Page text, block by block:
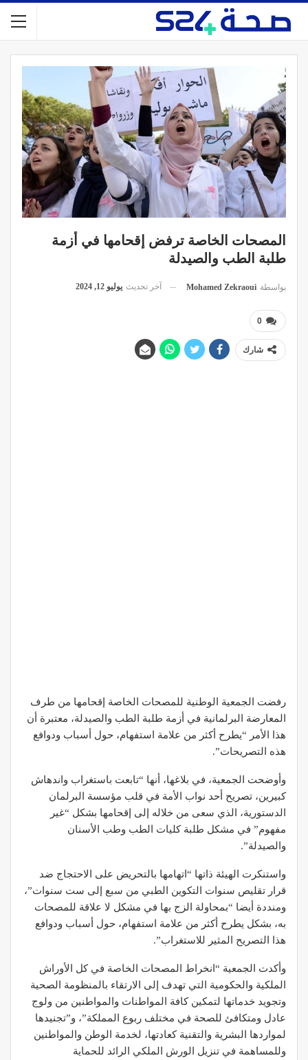
المصحات الخاصة ترفض إقحامها في أزمة
طلبة الطب والصيدلة
بواسطة Mohamed Zekraoui آخر تحديث يوليو 12, 2024
0
شارك
رفضت الجمعية الوطنية للمصحات الخاصة إقحامها من طرف
المعارضة البرلمانية في أزمة طلبة الطب والصيدلة، معتبرة أن
هذا الأمر “يطرح أكثر من علامة استفهام، حول أسباب ودوافع
هذه التصريحات”.
وأوضحت الجمعية، في بلاغها، أنها “تابعت باستغراب واندهاش
كبيرين، تصريح أحد نواب الأمة في قلب مؤسسة البرلمان
الدستورية، الذي سعى من خلاله إلى إقحامها بشكل “غير
مفهوم” في مشكل طلبة كليات الطب وطب الأسنان
والصيدلة”.
واستنكرت الهيئة ذاتها “اتهامها بالتحريض على الاحتجاج ضد
قرار تقليص سنوات التكوين الطبي من سبع إلى ست سنوات”،
ومنددة أيضا “بمحاولة الزج بها في مشكل لا علاقة للمصحات
به، بشكل يطرح أكثر من علامة استفهام، حول أسباب ودوافع
هذا التصريح المثير للاستغراب”.
وأكدت الجمعية “انخراط المصحات الخاصة في كل الأوراش
الملكية والحكومية التي تهدف إلى الارتقاء بالمنظومة الصحية
وتجويد خدماتها لتمكين كافة المواطنات والمواطنين من ولوج
عادل ومتكافئ للصحة في مختلف ربوع المملكة”، و”تجنيدها
لمواردها البشرية والتقنية كعادتها، لخدمة الوطن والمواطنين
وللمساهمة في تنزيل الورش الملكي الرائد للحماية